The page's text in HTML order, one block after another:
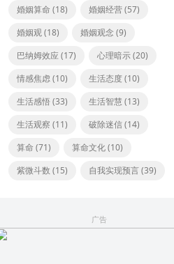
婚姻算命 (18) 婚姻经营(57)
婚姻观(18) 婚姻观念 (9)
巴纳姆效应 (17) 心理暗示(20)
情感焦虑(10) 生活态度(10)
生活感悟(33) 生活智慧 (13)
生活观察 (11) 破除迷信(14)
算命 (71) 算命文化(10)
紫微斗数 (15) 自我实现预言(39)
广告